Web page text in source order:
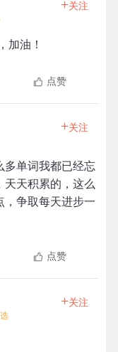
+关注
加油！
点赞
+关注
多单词我都已经忘
天天积累的，这么
，争取每天进步一
点赞
+关注